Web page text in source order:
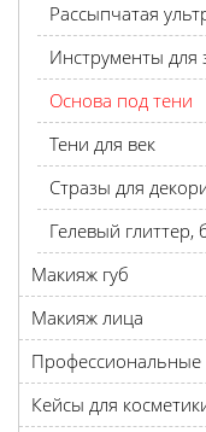
Рассыпчатая
Инструменты для
Основа под тени
Тени для век
Стразы для
Гелевый глиттер,
Макияж губ
Макияж лица
Профессиональные
Кейсы для